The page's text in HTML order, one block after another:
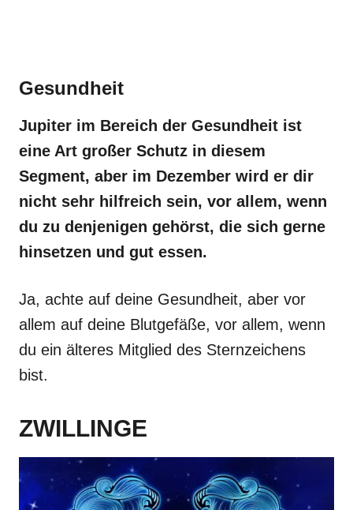
Gesundheit
Jupiter im Bereich der Gesundheit ist
eine Art großer Schutz in diesem
Segment, aber im Dezember wird er dir
nicht sehr hilfreich sein, vor allem, wenn
du zu denjenigen gehörst, die sich gerne
hinsetzen und gut essen.
Ja, achte auf deine Gesundheit, aber vor
allem auf deine Blutgefäße, vor allem, wenn
du ein älteres Mitglied des Sternzeichens
bist.
ZWILLINGE